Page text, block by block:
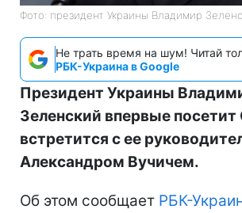
Фото: президент Украины Владимир
Не трать время на шум! Читай
РБК-Украина в Google
Президент Украины
Зеленский впервые
встретится с ее
Александром Вучичем.
Об этом сообщает РБК-